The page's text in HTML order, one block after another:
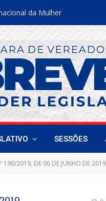
da Mulher
SESSÕES
196/2019, DE 06 DE JUNHO DE 2019